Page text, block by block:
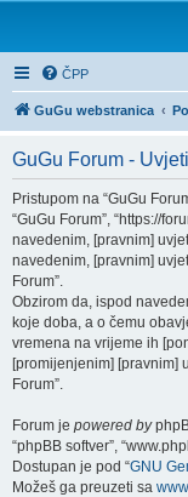
ČPP
GuGu webstranica
GuGu Forum -
Pristupom na “GuGu
“GuGu Forum”, “https://
navedenim, [pravnim]
navedenim, [pravnim]
Forum”.
Obzirom da, ispod
koje doba, a o čemu
vremena na vrijeme ih
[promijenjenim] [pravnim]
Forum”.
Forum je powered by
“phpBB softver”,
Dostupan je pod “GNU
Možeš ga preuzeti sa